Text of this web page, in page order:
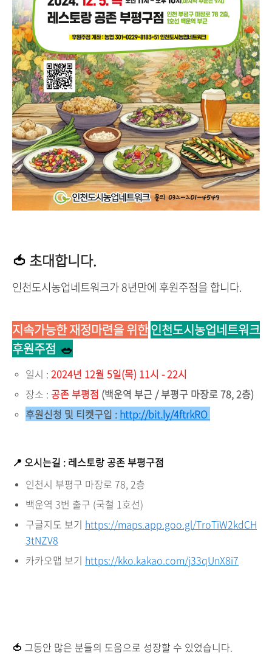
🍅 초대합니다.
인천도시농업네트워크가 8년만에 후원주점을 합니다.
지속가능한 재정마련을 위한인천도시농업네트워크
후원주점 🥗
일시 : 2024년 12월 5일(목) 11시 - 22시
장소 : 공존 부평점 (백운역 부근 / 부평구 마장로 78, 2층)
후원신청 및 티켓구입 : http://bit.ly/4ftrkRO
📍 오시는길 : 레스토랑 공존 부평구점
인천시 부평구 마장로 78, 2층
백운역 3번 출구 (국철 1호선)
구글지도 보기 https://maps.app.goo.gl/TroTiW2kdCH
3tNZV8
카카오맵 보기 https://kko.kakao.com/j33qUnX8i7
🍅 그동안 많은 분들의 도움으로 성장할 수 있었습니다.